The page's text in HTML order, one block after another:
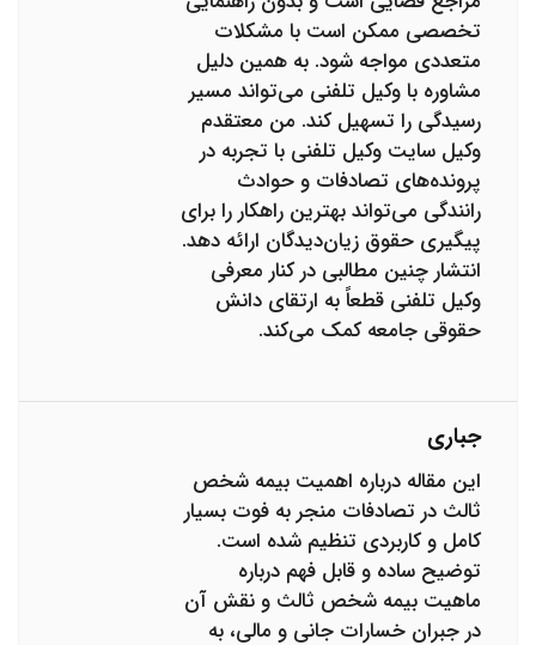
تخصصی ممکن است با مشکلات
متعددی مواجه شود. به همین دلیل
مشاوره با وکیل تلفنی می‌تواند مسیر
رسیدگی را تسهیل کند. من معتقدم
وکیل سایت وکیل تلفنی با تجربه در
پرونده‌های تصادفات و حوادث
رانندگی می‌تواند بهترین راهکار را برای
پیگیری حقوق زیان‌دیدگان ارائه دهد.
انتشار چنین مطالبی در کنار معرفی
وکیل تلفنی قطعاً به ارتقای دانش
حقوقی جامعه کمک می‌کند.
جباری
این مقاله درباره اهمیت بیمه شخص
ثالث در تصادفات منجر به فوت بسیار
کامل و کاربردی تنظیم شده است.
توضیح ساده و قابل فهم درباره
ماهیت بیمه شخص ثالث و نقش آن
در جبران خسارات جانی و مالی، به